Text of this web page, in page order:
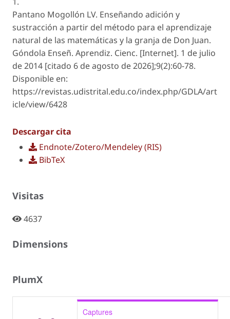
Pantano Mogollón LV. Enseñando adición y
sustracción a partir del método para el aprendizaje
natural de las matemáticas y la granja de Don Juan.
Góndola Enseñ. Aprendiz. Cienc. [Internet]. 1 de julio
de 2014 [citado 6 de agosto de 2026];9(2):60-78.
Disponible en:
https://revistas.udistrital.edu.co/index.php/GDLA/art
icle/view/6428
Descargar cita
Endnote/Zotero/Mendeley (RIS)
BibTeX
Visitas
4637
Dimensions
PlumX
Captures